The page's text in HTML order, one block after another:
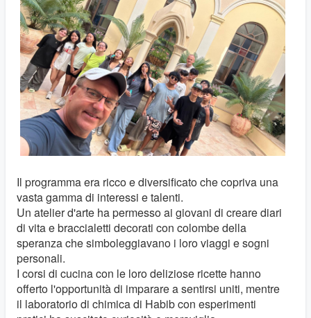
Il programma era ricco e diversificato che copriva una
vasta gamma di interessi e talenti.
Un atelier d'arte ha permesso ai giovani di creare diari
di vita e braccialetti decorati con colombe della
speranza che simboleggiavano i loro viaggi e sogni
personali.
I corsi di cucina con le loro deliziose ricette hanno
offerto l'opportunità di imparare a sentirsi uniti, mentre
il laboratorio di chimica di Habib con esperimenti